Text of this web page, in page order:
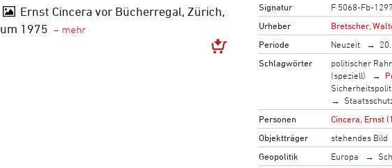
Ernst Cincera vor Bücherregal, Zürich,
um 1975
Signatur
F 5068-Fb-1297
Urheber
Bretscher,
Periode
Neuzeit 20.
Schlagwörter
politischer
(speziell)
Personen
Cincera, Ernst
Objektträger
stehendes Bild
Geopolitik
Europa